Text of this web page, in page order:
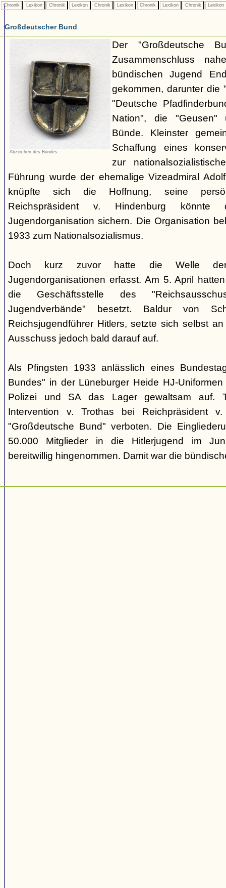
Chronik Lexikon Chronik Lexikon Chronik Lexikon Chronik Lexikon Chronik Lexikon
Großdeutscher Bund
Abzeichen des Bundes
Der "Großdeutsche
Zusammenschluss
bündischen Jugend
gekommen, darunter die
"Deutsche
Nation", die "Geusen"
Bünde. Kleinster
Schaffung eines
zur
Führung wurde der ehemalige Vizeadmiral
knüpfte sich die Hoffnung, seine
Reichspräsident v. Hindenburg könnte
Jugendorganisation sichern. Die Organisation
1933 zum Nationalsozialismus.
Doch kurz zuvor hatte die Welle der
Jugendorganisationen erfasst. Am 5. April
die Geschäftsstelle des
Jugendverbände" besetzt. Baldur von
Reichsjugendführer Hitlers, setzte sich selbst
Ausschuss jedoch bald darauf auf.
Als Pfingsten 1933 anlässlich eines
Bundes" in der Lüneburger Heide HJ-
Polizei und SA das Lager gewaltsam auf.
Intervention v. Trothas bei Reichpräsident
"Großdeutsche Bund" verboten. Die
50.000 Mitglieder in die Hitlerjugend im
bereitwillig hingenommen. Damit war die